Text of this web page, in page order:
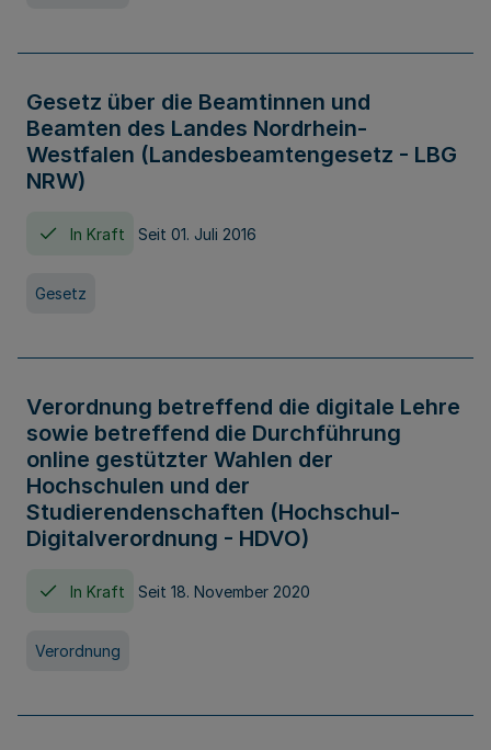
Gesetz über die Beamtinnen und
Beamten des Landes Nordrhein-
Westfalen (Landesbeamtengesetz - LBG
NRW)
In Kraft Seit 01. Juli 2016
Gesetz
Verordnung betreffend die digitale Lehre
sowie betreffend die Durchführung
online gestützter Wahlen der
Hochschulen und der
Studierendenschaften (Hochschul-
Digitalverordnung - HDVO)
In Kraft Seit 18. November 2020
Verordnung